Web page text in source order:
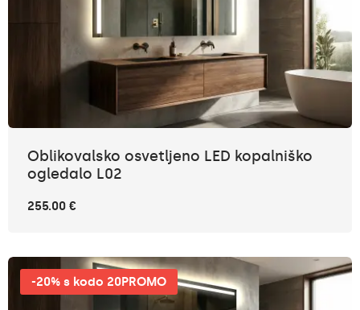
Oblikovalsko osvetljeno LED kopalniško
ogledalo L02
255.00 €
-20% s kodo 20PROMO